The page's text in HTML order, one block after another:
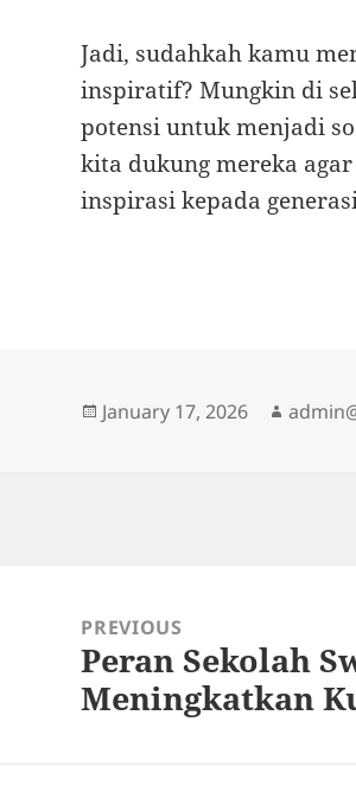
Jadi, sudahkah kamu
inspiratif? Mungkin di
potensi untuk menjadi
kita dukung mereka
inspirasi kepada
Posted
January 17, 2026 Author
navigationPREVIOUS
Previous
post:
Peran Sekolah
Meningkatkan